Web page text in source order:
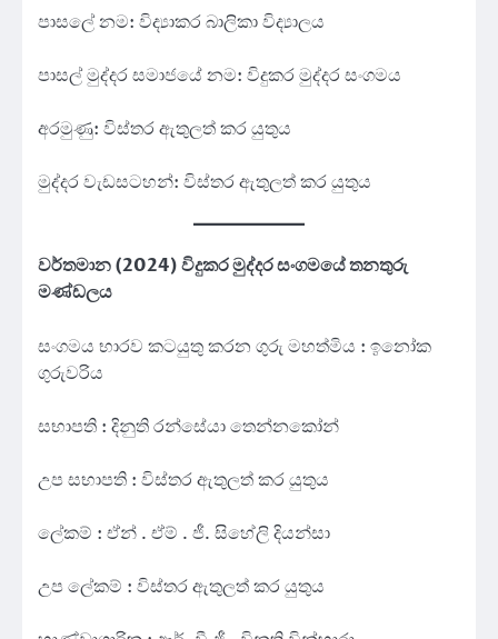
පාසලේ නම: විද්‍යාකර බාලිකා විද්‍යාලය
පාසල් මුද්දර සමාජයේ නම: විදුකර මුද්දර සංගමය
අරමුණු: විස්තර ඇතුලත් කර යුතුය
මුද්දර වැඩසටහන්: විස්තර ඇතුලත් කර යුතුය
වර්තමාන (2024) විදුකර මුද්දර සංගමයේ තනතුරු
මණ්ඩලය
සංගමය භාරව කටයුතු කරන ගුරු මහත්මිය : ඉනෝක
ගුරුවරිය
සභාපති : දිනුති රන්සේයා තෙන්නකෝන්
උප සභාපති : විස්තර ඇතුලත් කර යුතුය
ලේකම් : ඒන් . ඒම් . ජී. සිහේලි දියන්සා
උප ලේකම් : විස්තර ඇතුලත් කර යුතුය